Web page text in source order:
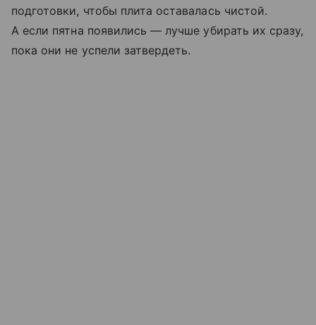
подготовки, чтобы плита оставалась чистой.
А если пятна появились — лучше убирать их сразу,
пока они не успели затвердеть.